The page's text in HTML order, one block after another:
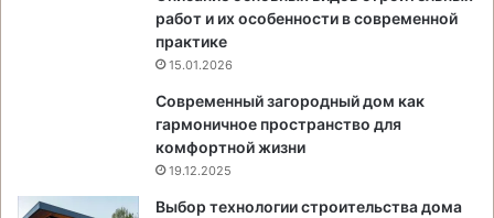
работ и их особенности в современной
практике
15.01.2026
Современный загородный дом как
гармоничное пространство для
комфортной жизни
19.12.2025
Выбор технологии строительства дома